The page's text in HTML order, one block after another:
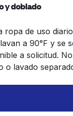
y doblado
ropa de uso
a 90°F y se
a solicitud.
o lavado